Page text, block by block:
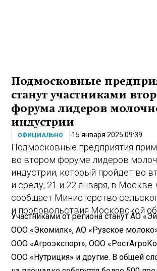
Подмосковные
станут участниками
форума лидеров
индустрии
ОФИЦИАЛЬНО 15 января 2025 09:39
Подмосковные предприятия
во втором форуме лидеров
индустрии, который пройдет во
и среду, 21 и 22 января, в
сообщает Министерство
и продовольствия Московской
Участниками от региона станут АО
ООО «Экомилк», АО «Рузское
ООО «Агроэкспорт», ООО
ООО «Нутриция» и другие. В общей